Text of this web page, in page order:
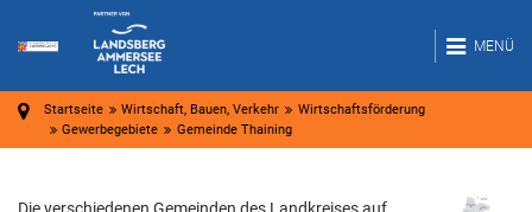
MENÜ
Startseite Wirtschaft, Bauen, Verkehr
Wirtschaftsförderung
Gewerbegebiete
Gemeinde Thaining